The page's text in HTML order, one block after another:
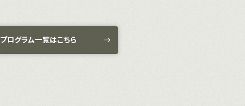
プログラム一覧はこちら